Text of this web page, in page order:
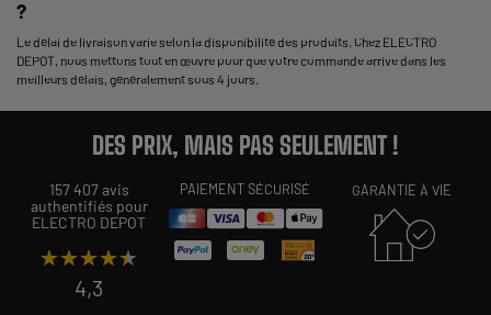
?
Le délai de livraison varie selon la disponibilité des produits. Chez ELECTRO
DEPOT, nous mettons tout en œuvre pour que votre commande arrive dans les
meilleurs délais, généralement sous 4 jours.
DES PRIX, MAIS PAS SEULEMENT !
157 407 avis
authentifiés pour
ELECTRO DEPOT
★★★★★
★★★★★
4,3
PAIEMENT SÉCURISÉ GARANTIE À VIE